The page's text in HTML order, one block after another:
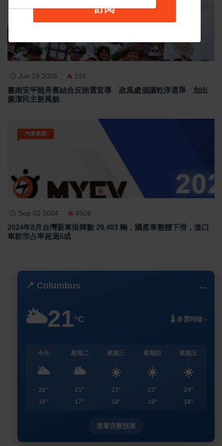
Jun 19 2026 191
臺南安平龍舟賽結合反賄選宣導 政風處倡議乾淨選舉 划出
廉潔民主新風貌
汽車新聞
Sep 02 2024 4926
2024年8月台灣新車掛牌數 29,403 輛，國產車整體下滑，進口
車款市占率超過5成
📍 Columbus ...
🌥️21°C 🌡️ 多雲時陰 ›
今天
🌥️
22°
16°
星期二
🌥️
21°
17°
星期三
☀️
23°
18°
星期四
☀️
23°
19°
星期五
☀️
24°
18°
查看完整預測
訂閱